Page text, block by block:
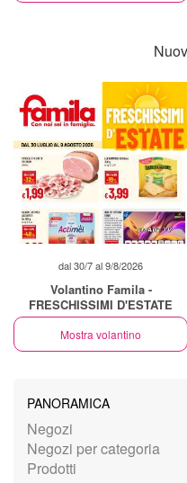
dal 30/7 al 9/8/2026
Volantino Famila -
FRESCHISSIMI D'ESTATE
Mostra volantino
PANORAMICA
Negozi
Negozi per categoria
Prodotti